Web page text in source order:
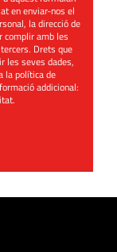
en enviar-nos el
la direcció de
complir amb les
Drets que
les seves dades,
la política de
addicional:
.